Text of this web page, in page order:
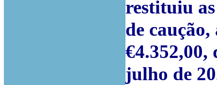
restituiu
de
€4.352,00,
julho de